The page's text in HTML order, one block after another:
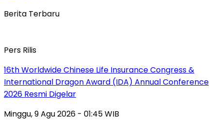
Berita Terbaru
Pers Rilis
16th Worldwide Chinese Life Insurance Congress &
International Dragon Award (IDA) Annual Conference
2026 Resmi Digelar
Minggu, 9 Agu 2026 - 01:45 WIB